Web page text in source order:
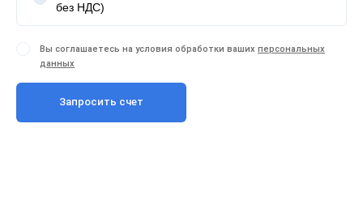
без НДС)
Вы соглашаетесь на условия обработки ваших персональных
данных